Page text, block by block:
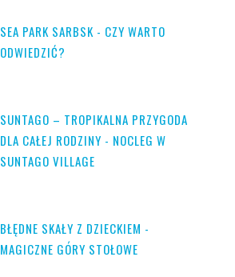
SEA PARK SARBSK - CZY WARTO
ODWIEDZIĆ?
SUNTAGO – TROPIKALNA PRZYGODA
DLA CAŁEJ RODZINY - NOCLEG W
SUNTAGO VILLAGE
BŁĘDNE SKAŁY Z DZIECKIEM -
MAGICZNE GÓRY STOŁOWE